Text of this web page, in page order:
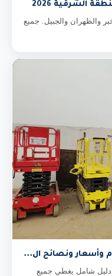
الشرقية 2026
والظهران والجبيل. جميع
وأسعار ونصائح ال...
شامل يغطي جميع